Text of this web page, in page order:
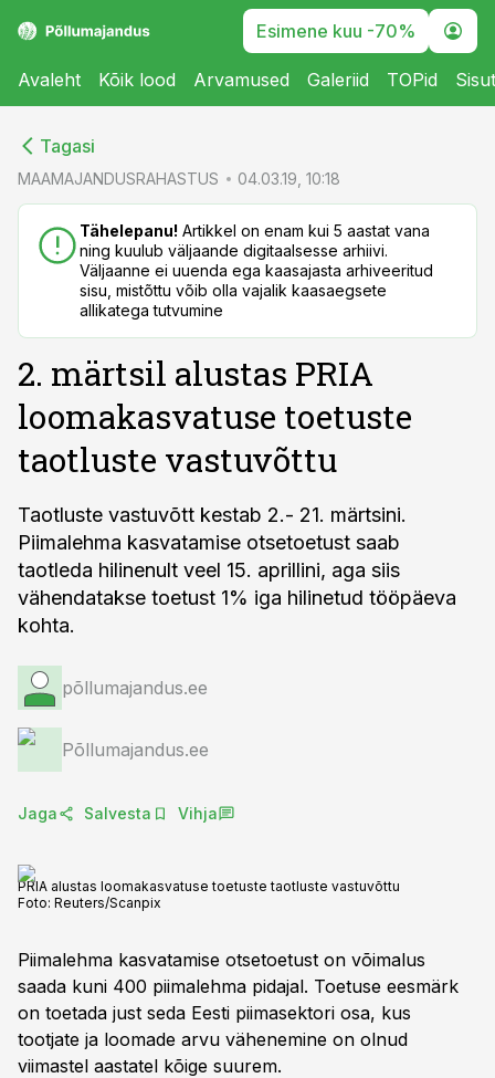
Esimene kuu -70%
Avaleht Kõik lood Arvamused Galeriid TOPid
Tagasi
MAAMAJANDUSRAHASTUS 04.03.19, 10:18
Tähelepanu! Artikkel on enam kui 5 aastat vana
ning kuulub väljaande digitaalsesse arhiivi.
Väljaanne ei uuenda ega kaasajasta arhiveeritud
sisu, mistõttu võib olla vajalik kaasaegsete
allikatega tutvumine
2. märtsil alustas PRIA
loomakasvatuse toetuste
taotluste vastuvõttu
Taotluste vastuvõtt kestab 2.- 21. märtsini.
Piimalehma kasvatamise otsetoetust saab
taotleda hilinenult veel 15. aprillini, aga siis
vähendatakse toetust 1% iga hilinetud tööpäeva
kohta.
põllumajandus.ee
Põllumajandus.ee
Jaga Salvesta Vihja
PRIA alustas loomakasvatuse toetuste taotluste vastuvõttu
Foto: Reuters/Scanpix
Piimalehma kasvatamise otsetoetust on võimalus
saada kuni 400 piimalehma pidajal. Toetuse eesmärk
on toetada just seda Eesti piimasektori osa, kus
tootjate ja loomade arvu vähenemine on olnud
viimastel aastatel kõige suurem.